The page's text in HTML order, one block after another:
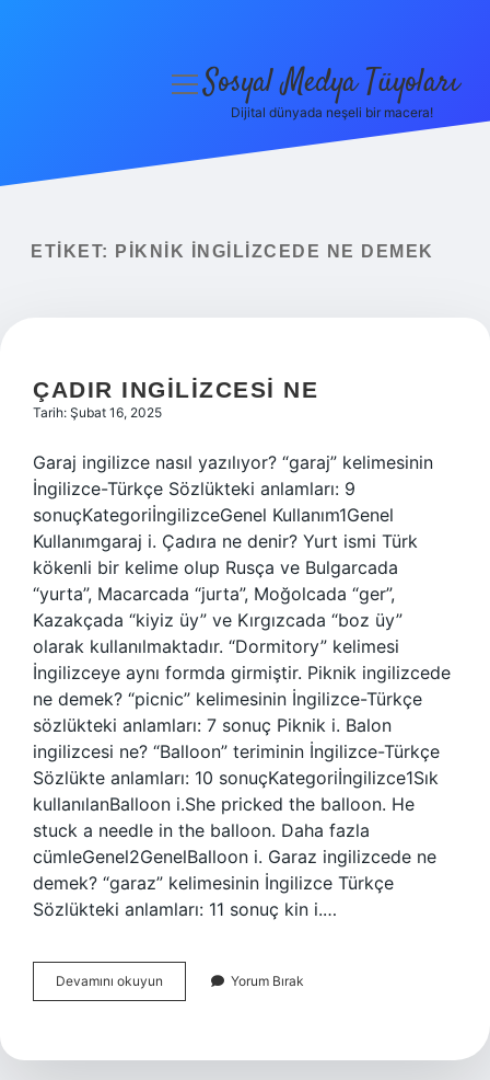
Yasal Uyarı
menüyüSosyal Medya Tüyoları
Dijital dünyada neşeli bir macera!
ETIKET: PIKNIK INGILIZCEDE NE DEMEK
ÇADIR INGILIZCESI NE
Tarih: Şubat 16, 2025
Garaj ingilizce nasıl yazılıyor? “garaj” kelimesinin
İngilizce-Türkçe Sözlükteki anlamları: 9
sonuçKategoriİngilizceGenel Kullanım1Genel
Kullanımgaraj i. Çadıra ne denir? Yurt ismi Türk
kökenli bir kelime olup Rusça ve Bulgarcada
“yurta”, Macarcada “jurta”, Moğolcada “ger”,
Kazakçada “kiyiz üy” ve Kırgızcada “boz üy”
olarak kullanılmaktadır. “Dormitory” kelimesi
İngilizceye aynı formda girmiştir. Piknik ingilizcede
ne demek? “picnic” kelimesinin İngilizce-Türkçe
sözlükteki anlamları: 7 sonuç Piknik i. Balon
ingilizcesi ne? “Balloon” teriminin İngilizce-Türkçe
Sözlükte anlamları: 10 sonuçKategoriİngilizce1Sık
kullanılanBalloon i.She pricked the balloon. He
stuck a needle in the balloon. Daha fazla
cümleGenel2GenelBalloon i. Garaz ingilizcede ne
demek? “garaz” kelimesinin İngilizce Türkçe
Sözlükteki anlamları: 11 sonuç kin i.…
Devamını okuyun
Ingilizcesi
Yorum Bırak